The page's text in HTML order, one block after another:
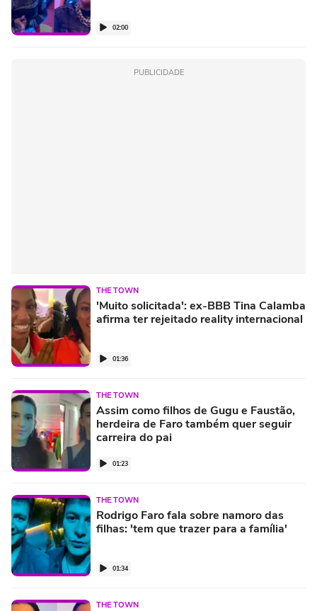
02:00
PUBLICIDADE
THE TOWN
'Muito solicitada': ex-BBB Tina Calamba
afirma ter rejeitado reality internacional
01:36
THE TOWN
Assim como filhos de Gugu e Faustão,
herdeira de Faro também quer seguir
carreira do pai
01:23
THE TOWN
Rodrigo Faro fala sobre namoro das
filhas: 'tem que trazer para a família'
01:34
THE TOWN